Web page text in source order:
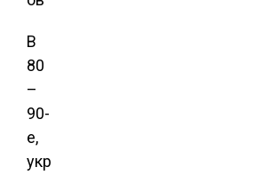
В
80
–
90-
е,
укр